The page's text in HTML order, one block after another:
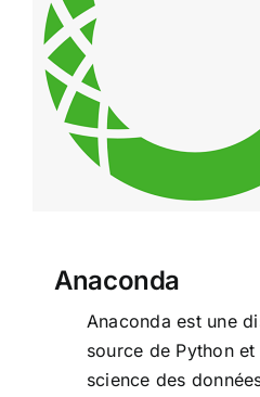
Anaconda
Anaconda est une
source de Python
science des